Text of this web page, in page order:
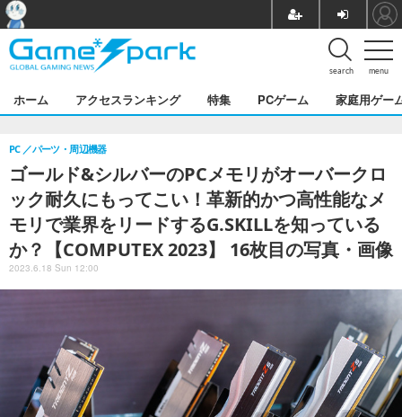
menu
search
ホーム アクセスランキング 特集 PCゲーム 家庭用ゲー
ゴールド&シルバーのPCメモリがオーバークロ
ック耐久にもってこい！革新的かつ高性能なメ
モリで業界をリードするG.SKILLを知っている
か？【COMPUTEX 2023】 16枚目の写真・画像
PC パーツ・周辺機器
2023.6.18 Sun 12:00